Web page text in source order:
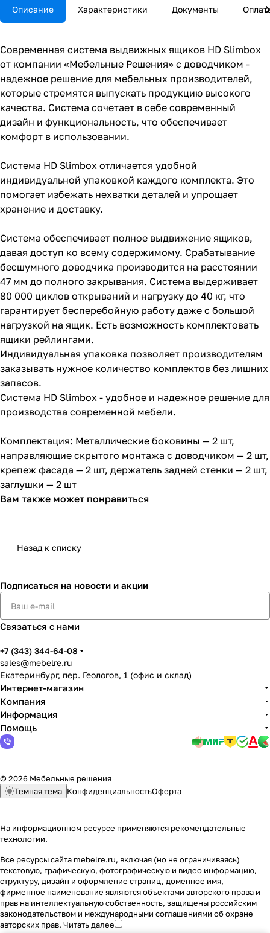
Описание Характеристики Документы
Современная система выдвижных ящиков HD Slimbox
от компании «Мебельные Решения» с доводчиком -
надежное решение для мебельных производителей,
которые стремятся выпускать продукцию высокого
качества. Система сочетает в себе современный
дизайн и функциональность, что обеспечивает
комфорт в использовании.
Система HD Slimbox отличается удобной
индивидуальной упаковкой каждого комплекта. Это
помогает избежать нехватки деталей и упрощает
хранение и доставку.
Система обеспечивает полное выдвижение ящиков,
давая доступ ко всему содержимому. Срабатывание
бесшумного доводчика производится на расстоянии
47 мм до полного закрывания. Система выдерживает
80 000 циклов открываний и нагрузку до 40 кг, что
гарантирует бесперебойную работу даже с большой
нагрузкой на ящик. Есть возможность комплектовать
ящики рейлингами.
Индивидуальная упаковка позволяет производителям
заказывать нужное количество комплектов без лишних
запасов.
Система HD Slimbox - удобное и надежное решение для
производства современной мебели.
Комплектация: Металлические боковины — 2 шт,
направляющие скрытого монтажа с доводчиком — 2 шт,
крепеж фасада — 2 шт, держатель задней стенки — 2 шт,
заглушки — 2 шт
Вам также может понравиться
Назад к списку
Подписаться на новости и акции
Связаться с нами
+7 (343) 344-64-08
sales@mebelre.ru
Екатеринбург, пер. Геологов, 1 (офис и склад)
Интернет-магазин
Компания
Информация
Помощь
© 2026 Мебельные решения
Темная тема КонфиденциальностьОферта
На информационном ресурсе применяются рекомендательные
технологии.
Все ресурсы сайта mebelre.ru, включая (но не ограничиваясь)
текстовую, графическую, фотографическую и видео информацию,
структуру, дизайн и оформление страниц, доменное имя,
фирменное наименование являются объектами авторского права и
прав на интеллектуальную собственность, защищены российским
законодательством и международными соглашениями об охране
авторских прав. Читать далее